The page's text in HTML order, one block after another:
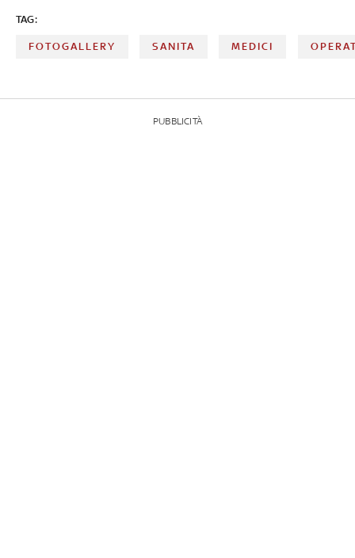
TAG:
FOTOGALLERY SANITA MEDICI
PUBBLICITÀ